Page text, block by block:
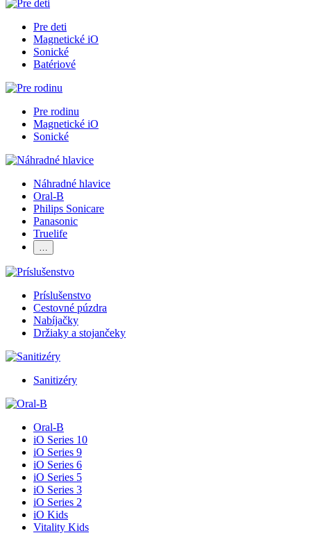
Pre deti
Magnetické iO
Sonické
Batériové
Pre rodinu
Magnetické iO
Sonické
Náhradné hlavice
Oral-B
Philips Sonicare
Panasonic
Truelife
…
Príslušenstvo
Cestovné púzdra
Nabíjačky
Držiaky a stojančeky
Sanitizéry
Oral-B
iO Series 10
iO Series 9
iO Series 6
iO Series 5
iO Series 3
iO Series 2
iO Kids
Vitality Kids